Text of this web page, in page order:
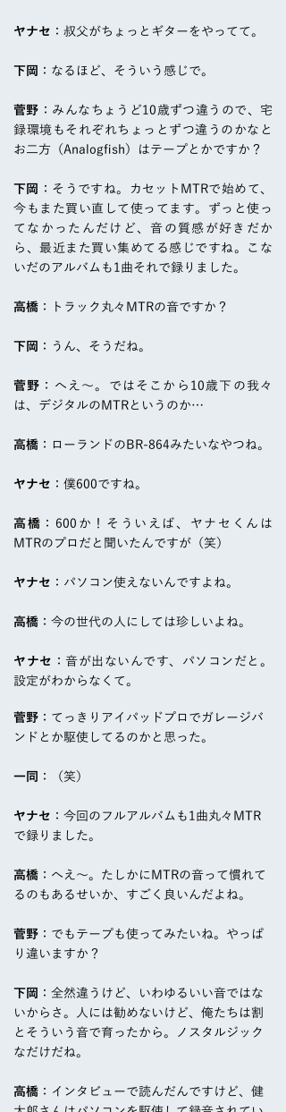
ヤナセ ：叔父がちょっとギターをやってて。
下岡 ：なるほど、そういう感じで。
菅野 ：みんなちょうど10歳ずつ違うので、宅
録環境もそれぞれちょっとずつ違うのかなと
お二方（Analogfish）はテープとかですか？
下岡 ：そうですね。カセットMTRで始めて、
今もまた買い直して使ってます。ずっと使っ
てなかったんだけど、音の質感が好きだか
ら、最近また買い集めてる感じですね。こな
いだのアルバムも1曲それで録りました。
高橋 ：トラック丸々MTRの音ですか？
下岡 ：うん、そうだね。
菅野 ：へえ～。ではそこから10歳下の我々
は、デジタルのMTRというのか…
高橋 ：ローランドのBR-864みたいなやつね。
ヤナセ ：僕600ですね。
高橋 ：600か！そういえば、ヤナセくんは
MTRのプロだと聞いたんですが（笑）
ヤナセ ：パソコン使えないんですよね。
高橋 ：今の世代の人にしては珍しいよね。
ヤナセ ：音が出ないんです、パソコンだと。
設定がわからなくて。
菅野 ：てっきりアイパッドプロでガレージバ
ンドとか駆使してるのかと思った。
一同 ：（笑）
ヤナセ ：今回のフルアルバムも1曲丸々MTR
で録りました。
高橋 ：へえ～。たしかにMTRの音って慣れて
るのもあるせいか、すごく良いんだよね。
菅野 ：でもテープも使ってみたいね。やっぱ
り違いますか？
下岡 ：全然違うけど、いわゆるいい音ではな
いからさ。人には勧めないけど、俺たちは割
とそういう音で育ったから。ノスタルジック
なだけだね。
高橋 ：インタビューで読んだんですけど、健